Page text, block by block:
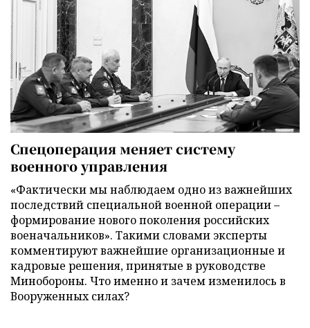
Спецоперация меняет систему
военного управления
«Фактически мы наблюдаем одно из важнейших
последствий специальной военной операции –
формирование нового поколения российских
военачальников». Такими словами эксперты
комментируют важнейшие организационные и
кадровые решения, принятые в руководстве
Минобороны. Что именно и зачем изменилось в
Вооруженных силах?